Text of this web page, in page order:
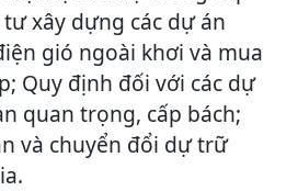
xây dựng các dự án
gió ngoài khơi và mua
Quy định đối với các dự
quan trọng, cấp bách;
và chuyển đổi dự trữ